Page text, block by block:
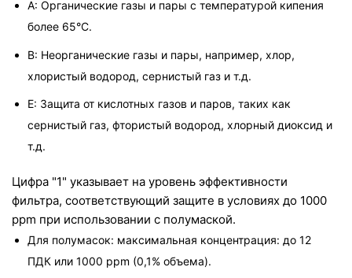
A: Органические газы и пары с температурой кипения
более 65°C.
B: Неорганические газы и пары, например, хлор,
хлористый водород, сернистый газ и т.д.
E: Защита от кислотных газов и паров, таких как
сернистый газ, фтористый водород, хлорный диоксид и
т.д.
Цифра "1" указывает на уровень эффективности
фильтра, соответствующий защите в условиях до 1000
ppm при использовании с полумаской.
Для полумасок: максимальная концентрация: до 12
ПДК или 1000 ppm (0,1% объема).